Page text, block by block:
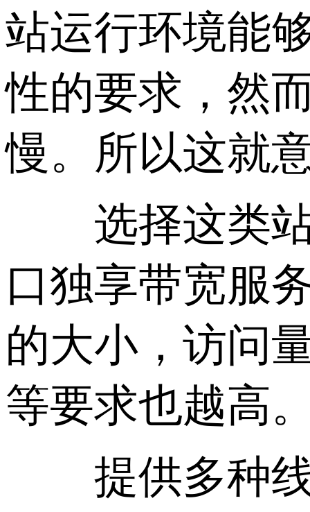
站运行环境能
性的要求，然
慢。所以这就
选择这类站
口独享带宽服
的大小，访问
等要求也越高
提供多种线